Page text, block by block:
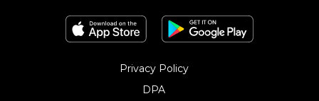
Privacy Policy
DPA